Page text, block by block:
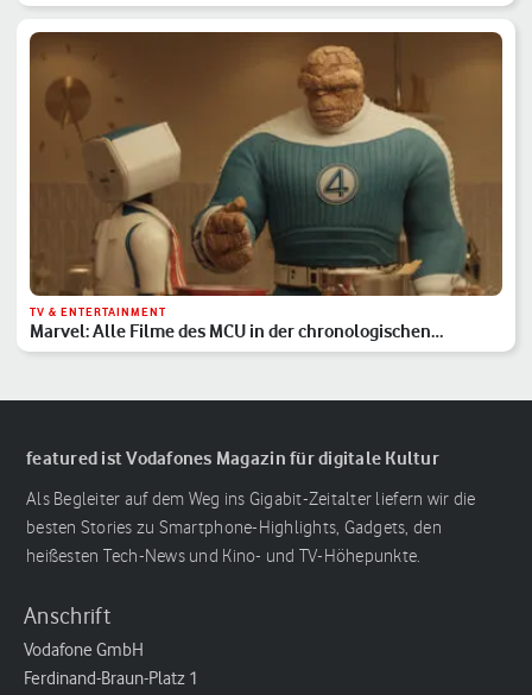
TV & ENTERTAINMENT
Marvel: Alle Filme des MCU in der chronologischen
Reihenfolge
featured ist Vodafones Magazin für digitale Kultur
Als Begleiter auf dem Weg ins Gigabit-Zeitalter liefern wir die
besten Stories zu Smartphone-Highlights, Gadgets, den
heißesten Tech-News und Kino- und TV-Höhepunkte.
Anschrift
Vodafone GmbH
Ferdinand-Braun-Platz 1